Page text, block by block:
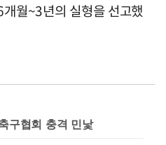
월~3년의 실형을 선고했
구협회 충격 민낯